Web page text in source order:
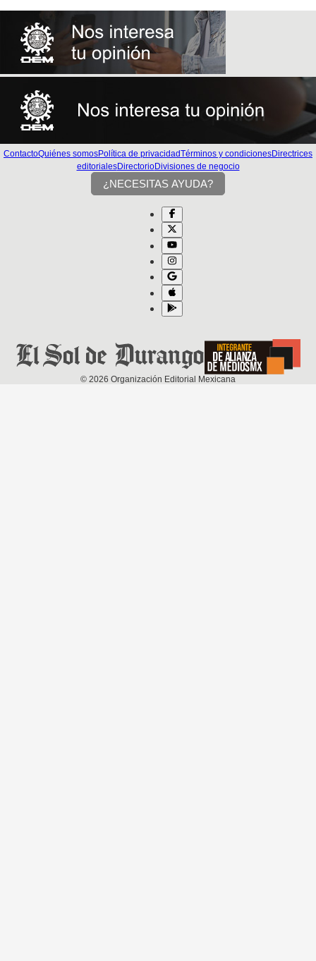
ContactoQuiénes somosPolítica de privacidadTérminos y condicionesDirectrices
editorialesDirectorioDivisiones de negocio
¿NECESITAS AYUDA?
© 2026 Organización Editorial Mexicana